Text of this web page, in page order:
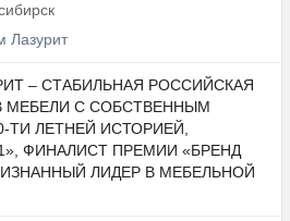
Лазурит
– СТАБИЛЬНАЯ РОССИЙСКАЯ
МЕБЕЛИ С СОБСТВЕННЫМ
ТИ ЛЕТНЕЙ ИСТОРИЕЙ,
ФИНАЛИСТ ПРЕМИИ «БРЕНД
ЛИДЕР В МЕБЕЛЬНОЙ